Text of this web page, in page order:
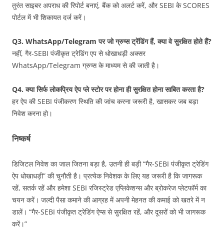
तुरंत साइबर अपराध की रिपोर्ट बनाएं, बैंक को अलर्ट करें, और SEBI के SCORES
पोर्टल में भी शिकायत दर्ज करें।
Q3. WhatsApp/Telegram पर जो ग्रुप्स ट्रेंडिंग हैं, क्या वे सुरक्षित होते हैं?
नहीं, गैर-SEBI पंजीकृत ट्रेडिंग एप से धोखाधड़ी अक्सर
WhatsApp/Telegram ग्रुप्स के माध्यम से की जाती है।
Q4. क्या सिर्फ लोकप्रिय ऐप प्ले स्टोर पर होना ही सुरक्षित होना साबित करता है?
हर ऐप की SEBI पंजीकरण स्थिति की जांच करना जरूरी है, खासकर जब बड़ा
निवेश करना हो।
निष्कर्ष
डिजिटल निवेश का जाल जितना बड़ा है, उतनी ही बड़ी “गैर‑SEBI पंजीकृत ट्रेडिंग
ऐप धोखाधड़ी” की चुनौती है। प्रत्येक निवेशक के लिए यह जरूरी है कि जागरूक
रहें, सतर्क रहें और हमेशा SEBI रजिस्ट्रेड एप्लिकेशन्स और ब्रोकरेज प्लेटफॉर्म का
चयन करें। जल्दी पैसा कमाने की आग्रह में अपनी मेहनत की कमाई को खतरे में न
डालें। “गैर-SEBI पंजीकृत ट्रेडिंग ऐप्स से सुरक्षित रहें, और दूसरों को भी जागरूक
करें।”